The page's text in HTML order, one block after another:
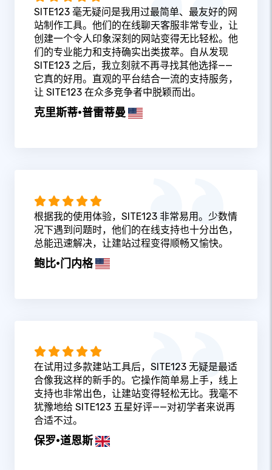
SITE123 毫无疑问是我用过最简单、最友好的网
站制作工具。他们的在线聊天客服非常专业，让
创建一个令人印象深刻的网站变得无比轻松。他
们的专业能力和支持确实出类拔萃。自从发现
SITE123 之后，我立刻就不再寻找其他选择——
它真的好用。直观的平台结合一流的支持服务，
让 SITE123 在众多竞争者中脱颖而出。
克里斯蒂·普雷蒂曼
根据我的使用体验，SITE123 非常易用。少数情
况下遇到问题时，他们的在线支持也十分出色，
总能迅速解决，让建站过程变得顺畅又愉快。
鲍比·门内格
在试用过多款建站工具后，SITE123 无疑是最适
合像我这样的新手的。它操作简单易上手，线上
支持也非常出色，让建站变得轻松无比。我毫不
犹豫地给 SITE123 五星好评——对初学者来说再
合适不过。
保罗·道恩斯